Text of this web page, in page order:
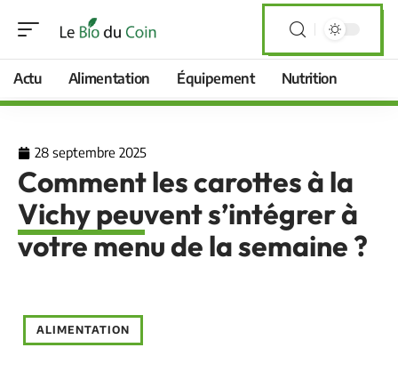
Actu Alimentation Équipement Nutrition
28 septembre 2025
Comment les carottes à la
Vichy peuvent s’intégrer à
votre menu de la semaine ?
ALIMENTATION